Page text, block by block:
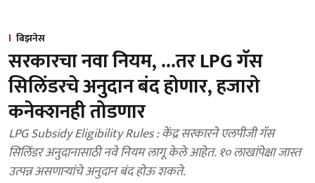
बिझनेस
सरकारचा नवा नियम, ...तर LPG गॅस
सिलिंडरचे अनुदान बंद होणार, हजारो
कनेक्शनही तोडणार
LPG Subsidy Eligibility Rules : केंद्र सरकारने एलपीजी गॅस
सिलिंडर अनुदानासाठी नवे नियम लागू केले आहेत. १० लाखांपेक्षा जास्त
उत्पन्न असणाऱ्यांचे अनुदान बंद होऊ शकते.